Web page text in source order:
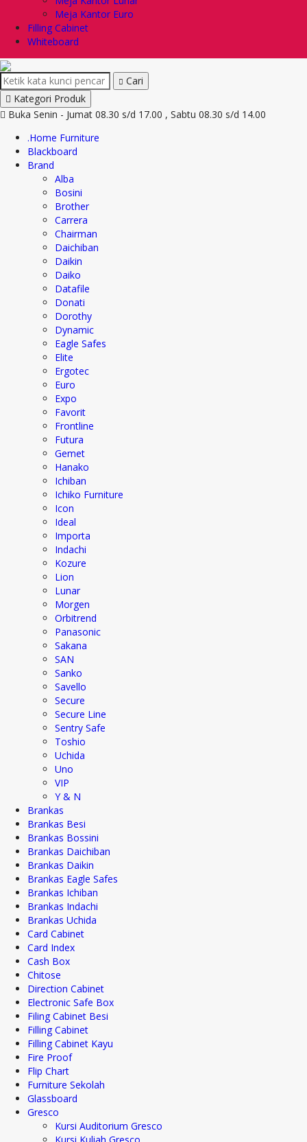
Meja Kantor Euro
Filling Cabinet
Whiteboard
Cari
Kategori Produk
Buka Senin - Jumat 08.30 s/d 17.00 , Sabtu 08.30 s/d 14.00
.Home Furniture
Blackboard
Brand
Alba
Bosini
Brother
Carrera
Chairman
Daichiban
Daikin
Daiko
Datafile
Donati
Dorothy
Dynamic
Eagle Safes
Elite
Ergotec
Euro
Expo
Favorit
Frontline
Futura
Gemet
Hanako
Ichiban
Ichiko Furniture
Icon
Ideal
Importa
Indachi
Kozure
Lion
Lunar
Morgen
Orbitrend
Panasonic
Sakana
SAN
Sanko
Savello
Secure
Secure Line
Sentry Safe
Toshio
Uchida
Uno
VIP
Y & N
Brankas
Brankas Besi
Brankas Bossini
Brankas Daichiban
Brankas Daikin
Brankas Eagle Safes
Brankas Ichiban
Brankas Indachi
Brankas Uchida
Card Cabinet
Card Index
Cash Box
Chitose
Direction Cabinet
Electronic Safe Box
Filing Cabinet Besi
Filling Cabinet
Filling Cabinet Kayu
Fire Proof
Flip Chart
Furniture Sekolah
Glassboard
Gresco
Kursi Auditorium Gresco